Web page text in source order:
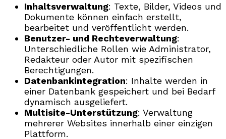
Inhaltsverwaltung: Texte, Bilder, Videos und
Dokumente können einfach erstellt,
bearbeitet und veröffentlicht werden.
Benutzer- und Rechteverwaltung:
Unterschiedliche Rollen wie Administrator,
Redakteur oder Autor mit spezifischen
Berechtigungen.
Datenbankintegration: Inhalte werden in
einer Datenbank gespeichert und bei Bedarf
dynamisch ausgeliefert.
Multisite-Unterstützung: Verwaltung
mehrerer Websites innerhalb einer einzigen
Plattform.